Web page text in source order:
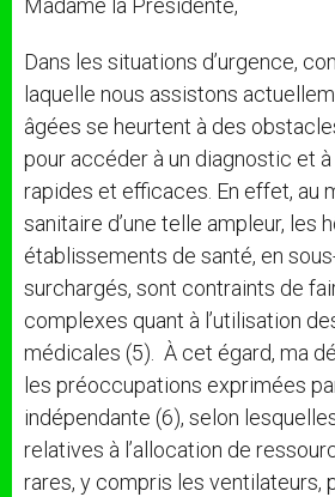
Madame la Présidente,
Dans les situations d’urgence,
laquelle nous assistons
âgées se heurtent à des
pour accéder à un diagnostic et
rapides et efficaces. En effet, au
sanitaire d’une telle ampleur, les
établissements de santé, en
surchargés, sont contraints de
complexes quant à l’utilisation
médicales (5). À cet égard, ma
les préoccupations exprimées
indépendante (6), selon
relatives à l’allocation de
rares, y compris les ventilateurs,